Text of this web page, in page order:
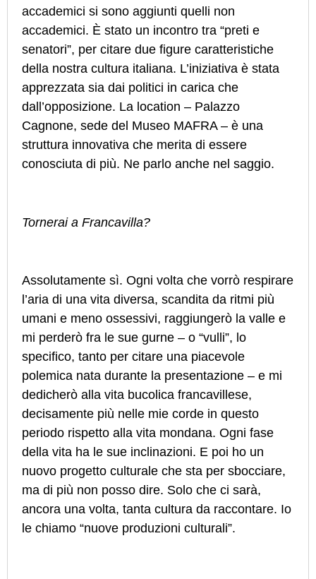
accademici si sono aggiunti quelli non
accademici. È stato un incontro tra “preti e
senatori”, per citare due figure caratteristiche
della nostra cultura italiana. L’iniziativa è stata
apprezzata sia dai politici in carica che
dall’opposizione. La location – Palazzo
Cagnone, sede del Museo MAFRA – è una
struttura innovativa che merita di essere
conosciuta di più. Ne parlo anche nel saggio.
Tornerai a Francavilla?
Assolutamente sì. Ogni volta che vorrò respirare
l’aria di una vita diversa, scandita da ritmi più
umani e meno ossessivi, raggiungerò la valle e
mi perderò fra le sue gurne – o “vulli”, lo
specifico, tanto per citare una piacevole
polemica nata durante la presentazione – e mi
dedicherò alla vita bucolica francavillese,
decisamente più nelle mie corde in questo
periodo rispetto alla vita mondana. Ogni fase
della vita ha le sue inclinazioni. E poi ho un
nuovo progetto culturale che sta per sbocciare,
ma di più non posso dire. Solo che ci sarà,
ancora una volta, tanta cultura da raccontare. Io
le chiamo “nuove produzioni culturali”.